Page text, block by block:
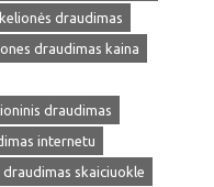
kelionės draudimas
draudimas kaina
draudimas
internetu
draudimas skaiciuokle